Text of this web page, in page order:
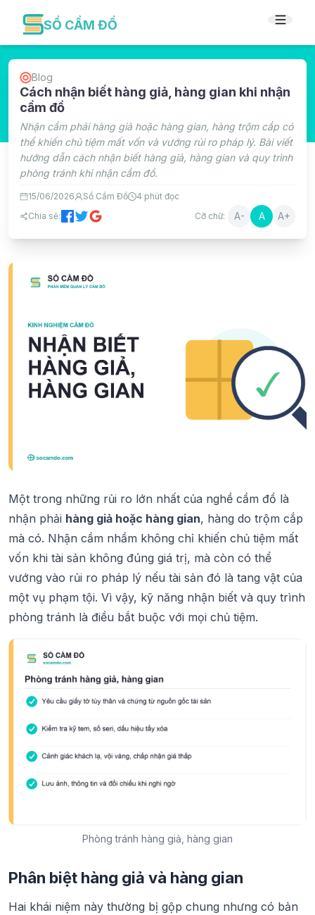
SỔ CẦM ĐỒ
Blog
Cách nhận biết hàng giả, hàng gian khi nhận
cầm đồ
Nhận cầm phải hàng giả hoặc hàng gian, hàng trộm cắp có
thể khiến chủ tiệm mất vốn và vướng rủi ro pháp lý. Bài viết
hướng dẫn cách nhận biết hàng giả, hàng gian và quy trình
phòng tránh khi nhận cầm đồ.
15/06/2026 Sổ Cầm Đồ 4 phút đọc
Chia sẻ:
Cỡ chữ: A- A A+
Một trong những rủi ro lớn nhất của nghề cầm đồ là
nhận phải hàng giả hoặc hàng gian, hàng do trộm cắp
mà có. Nhận cầm nhầm không chỉ khiến chủ tiệm mất
vốn khi tài sản không đúng giá trị, mà còn có thể
vướng vào rủi ro pháp lý nếu tài sản đó là tang vật của
một vụ phạm tội. Vì vậy, kỹ năng nhận biết và quy trình
phòng tránh là điều bắt buộc với mọi chủ tiệm.
Phòng tránh hàng giả, hàng gian
Phân biệt hàng giả và hàng gian
Hai khái niệm này thường bị gộp chung nhưng có bản